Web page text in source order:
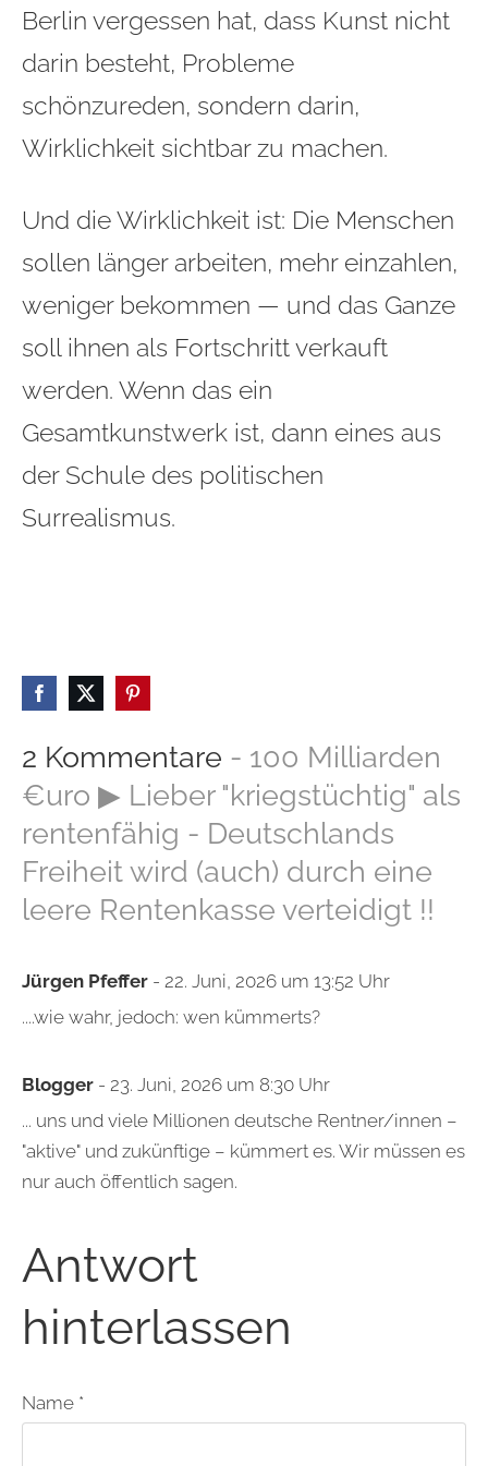
Berlin vergessen hat, dass Kunst nicht
darin besteht, Probleme
schönzureden, sondern darin,
Wirklichkeit sichtbar zu machen.
Und die Wirklichkeit ist: Die Menschen
sollen länger arbeiten, mehr einzahlen,
weniger bekommen — und das Ganze
soll ihnen als Fortschritt verkauft
werden. Wenn das ein
Gesamtkunstwerk ist, dann eines aus
der Schule des politischen
Surrealismus.
2 Kommentare - 100 Milliarden
€uro ▶ Lieber "kriegstüchtig" als
rentenfähig - Deutschlands
Freiheit wird (auch) durch eine
leere Rentenkasse verteidigt !!
Jürgen Pfeffer - 22. Juni, 2026 um 13:52 Uhr
....wie wahr, jedoch: wen kümmerts?
Blogger - 23. Juni, 2026 um 8:30 Uhr
... uns und viele Millionen deutsche Rentner/innen –
"aktive" und zukünftige – kümmert es. Wir müssen es
nur auch öffentlich sagen.
Antwort
hinterlassen
Name *